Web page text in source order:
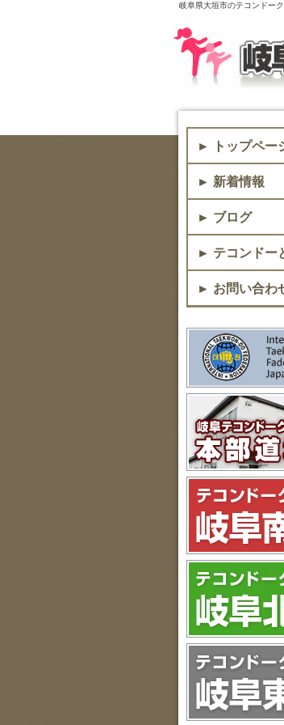
岐阜県大垣市のテコンド
► トップペー
► 新着情報
► ブログ
► テコンドー
► お問い合わ